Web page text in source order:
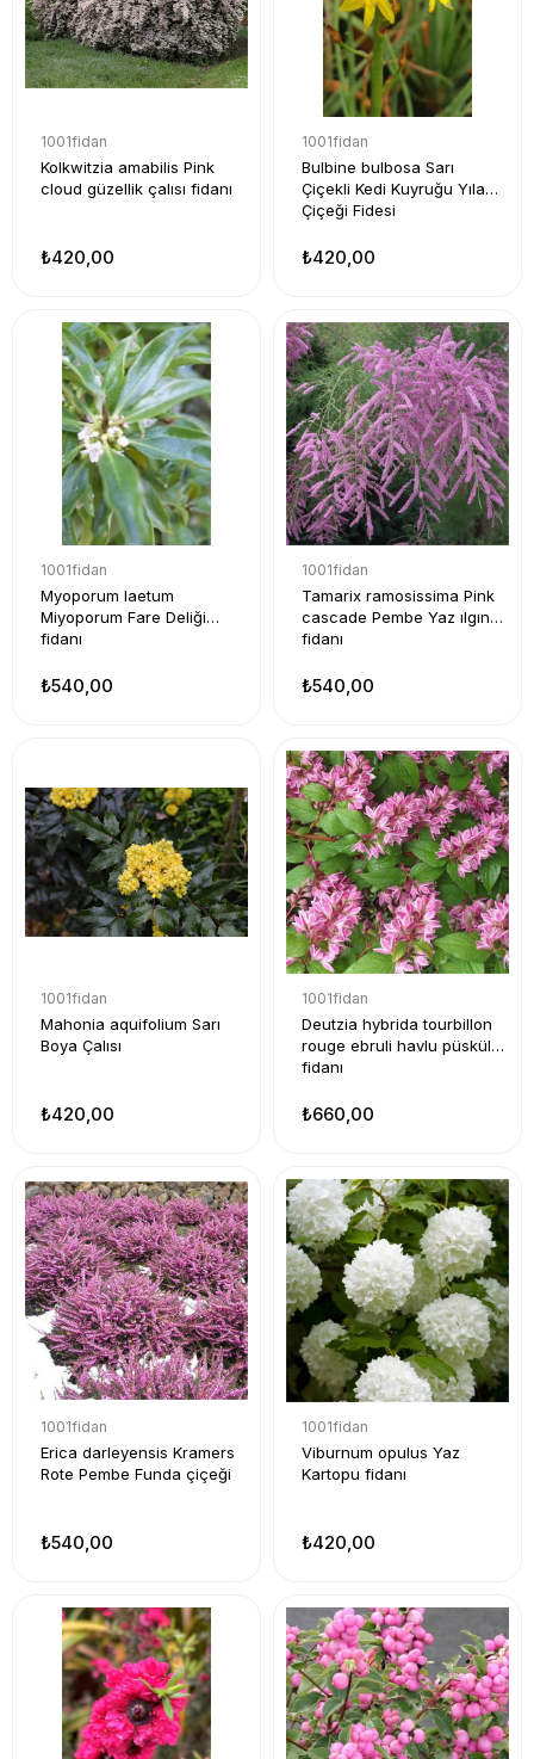
1001fidan
Kolkwitzia amabilis Pink
cloud güzellik çalısı fidanı
₺420,00
1001fidan
Bulbine bulbosa Sarı
Çiçekli Kedi Kuyruğu Yılan
Çiçeği Fidesi
₺420,00
1001fidan
Myoporum laetum
Miyoporum Fare Deliği
fidanı
₺540,00
1001fidan
Tamarix ramosissima Pink
cascade Pembe Yaz ılgın
fidanı
₺540,00
1001fidan
Mahonia aquifolium Sarı
Boya Çalısı
₺420,00
1001fidan
Deutzia hybrida tourbillon
rouge ebruli havlu püskülü
fidanı
₺660,00
1001fidan
Erica darleyensis Kramers
Rote Pembe Funda çiçeği
₺540,00
1001fidan
Viburnum opulus Yaz
Kartopu fidanı
₺420,00